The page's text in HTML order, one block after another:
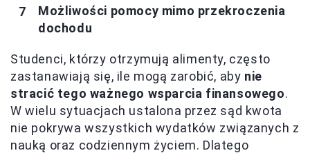
Możliwości pomocy mimo przekroczenia
dochodu
Studenci, którzy otrzymują alimenty, często
zastanawiają się, ile mogą zarobić, aby nie
stracić tego ważnego wsparcia finansowego.
W wielu sytuacjach ustalona przez sąd kwota
nie pokrywa wszystkich wydatków związanych z
nauką oraz codziennym życiem. Dlatego